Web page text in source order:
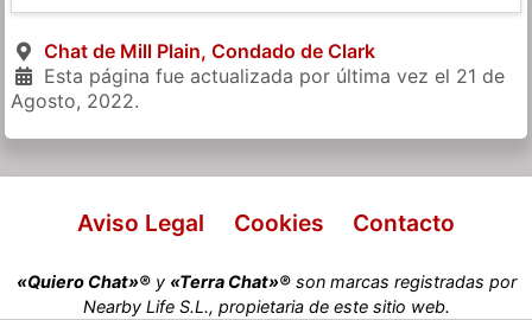
Chat de Mill Plain, Condado de Clark
Esta página fue actualizada por última vez el 21 de
Agosto, 2022.
Aviso Legal Cookies Contacto
«Quiero Chat»®y «Terra Chat»®son marcas registradas por
Nearby Life S.L., propietaria de este sitio web.